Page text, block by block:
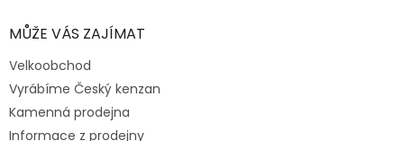
MŮŽE VÁS ZAJÍMAT
Velkoobchod
Vyrábíme Český kenzan
Kamenná prodejna
Informace z prodejny